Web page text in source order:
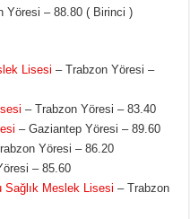
Yöresi – 88.80 ( Birinci )
Lisesi – Trabzon Yöresi –
– Trabzon Yöresi – 83.40
– Gaziantep Yöresi – 89.60
Yöresi – 86.20
– 85.60
Sağlık Meslek Lisesi – Trabzon